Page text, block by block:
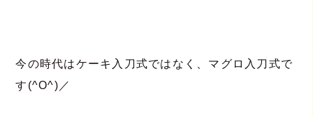
今の時代はケーキ入刀式ではなく、マグロ入刀式で
す(^O^)／